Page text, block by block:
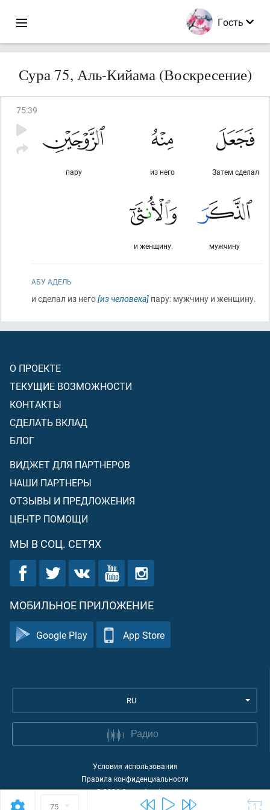
Гость
75
Сура 75, Аль-Кийама (Воскресение)
75:39
Затем сделал
из него
пару
мужчину
и женщину.
АБУ АДЕЛЬ
и сделал из него[из человека] пару: мужчину и женщину.
О ПРОЕКТЕ
ТЕКУЩИЕ ВОЗМОЖНОСТИ
КОНТАКТЫ
СДЕЛАТЬ ВКЛАД
БЛОГ
ВИДЖЕТ ДЛЯ ПАРТНЕРОВ
НАШИ ПАРТНЕРЫ
ОТЗЫВЫ И ПРЕДЛОЖЕНИЯ
ЦЕНТР ПОМОЩИ
МЫ В СОЦ. СЕТЯХ
МОБИЛЬНОЕ ПРИЛОЖЕНИЕ
Google Play App Store
RU
Радио
Условия использования
Правила конфиденциальности
©2026Quran Academy